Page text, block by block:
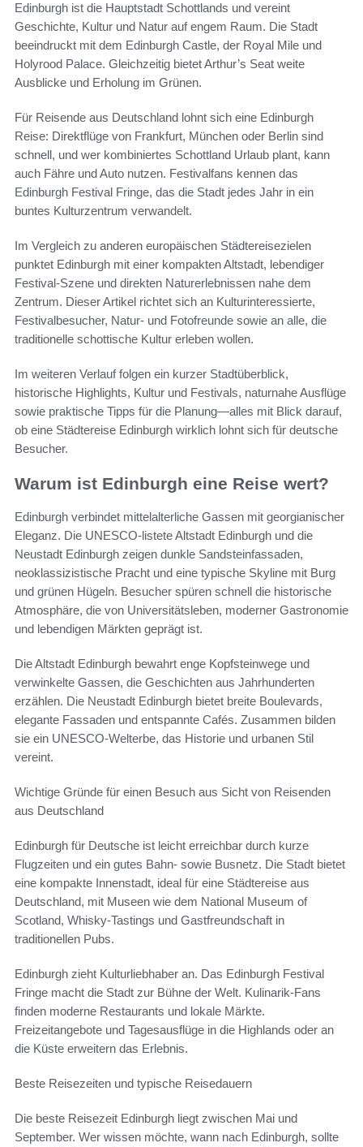
Edinburgh ist die Hauptstadt Schottlands und vereint
Geschichte, Kultur und Natur auf engem Raum. Die Stadt
beeindruckt mit dem Edinburgh Castle, der Royal Mile und
Holyrood Palace. Gleichzeitig bietet Arthur’s Seat weite
Ausblicke und Erholung im Grünen.
Für Reisende aus Deutschland lohnt sich eine Edinburgh
Reise: Direktflüge von Frankfurt, München oder Berlin sind
schnell, und wer kombiniertes Schottland Urlaub plant, kann
auch Fähre und Auto nutzen. Festivalfans kennen das
Edinburgh Festival Fringe, das die Stadt jedes Jahr in ein
buntes Kulturzentrum verwandelt.
Im Vergleich zu anderen europäischen Städtereisezielen
punktet Edinburgh mit einer kompakten Altstadt, lebendiger
Festival-Szene und direkten Naturerlebnissen nahe dem
Zentrum. Dieser Artikel richtet sich an Kulturinteressierte,
Festivalbesucher, Natur- und Fotofreunde sowie an alle, die
traditionelle schottische Kultur erleben wollen.
Im weiteren Verlauf folgen ein kurzer Stadtüberblick,
historische Highlights, Kultur und Festivals, naturnahe Ausflüge
sowie praktische Tipps für die Planung—alles mit Blick darauf,
ob eine Städtereise Edinburgh wirklich lohnt sich für deutsche
Besucher.
Warum ist Edinburgh eine Reise wert?
Edinburgh verbindet mittelalterliche Gassen mit georgianischer
Eleganz. Die UNESCO-listete Altstadt Edinburgh und die
Neustadt Edinburgh zeigen dunkle Sandsteinfassaden,
neoklassizistische Pracht und eine typische Skyline mit Burg
und grünen Hügeln. Besucher spüren schnell die historische
Atmosphäre, die von Universitätsleben, moderner Gastronomie
und lebendigen Märkten geprägt ist.
Die Altstadt Edinburgh bewahrt enge Kopfsteinwege und
verwinkelte Gassen, die Geschichten aus Jahrhunderten
erzählen. Die Neustadt Edinburgh bietet breite Boulevards,
elegante Fassaden und entspannte Cafés. Zusammen bilden
sie ein UNESCO-Welterbe, das Historie und urbanen Stil
vereint.
Wichtige Gründe für einen Besuch aus Sicht von Reisenden
aus Deutschland
Edinburgh für Deutsche ist leicht erreichbar durch kurze
Flugzeiten und ein gutes Bahn- sowie Busnetz. Die Stadt bietet
eine kompakte Innenstadt, ideal für eine Städtereise aus
Deutschland, mit Museen wie dem National Museum of
Scotland, Whisky-Tastings und Gastfreundschaft in
traditionellen Pubs.
Edinburgh zieht Kulturliebhaber an. Das Edinburgh Festival
Fringe macht die Stadt zur Bühne der Welt. Kulinarik-Fans
finden moderne Restaurants und lokale Märkte.
Freizeitangebote und Tagesausflüge in die Highlands oder an
die Küste erweitern das Erlebnis.
Beste Reisezeiten und typische Reisedauern
Die beste Reisezeit Edinburgh liegt zwischen Mai und
September. Wer wissen möchte, wann nach Edinburgh, sollte